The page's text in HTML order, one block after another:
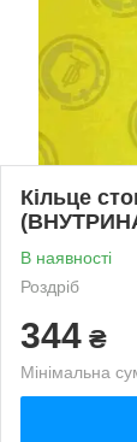
Кільце
В наявності
Роздріб
344 ₴
Мінімальна